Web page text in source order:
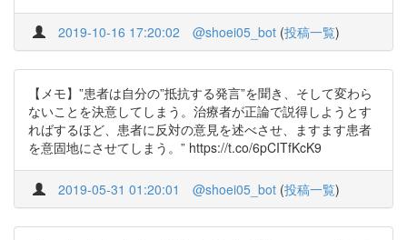
2019-10-16 17:20:02 @shoei05_bot (投稿一覧)
【メモ】”患者は自分の”抵抗する発言”を聞き、そして変わら
ないことを決意してしまう。治療者が正論で説得しようとす
ればするほど、患者に反対の意見を述べさせ、ますます患者
を意固地にさせてしまう。” https://t.co/6pCITfKcK9
2019-05-31 01:20:01 @shoei05_bot (投稿一覧)